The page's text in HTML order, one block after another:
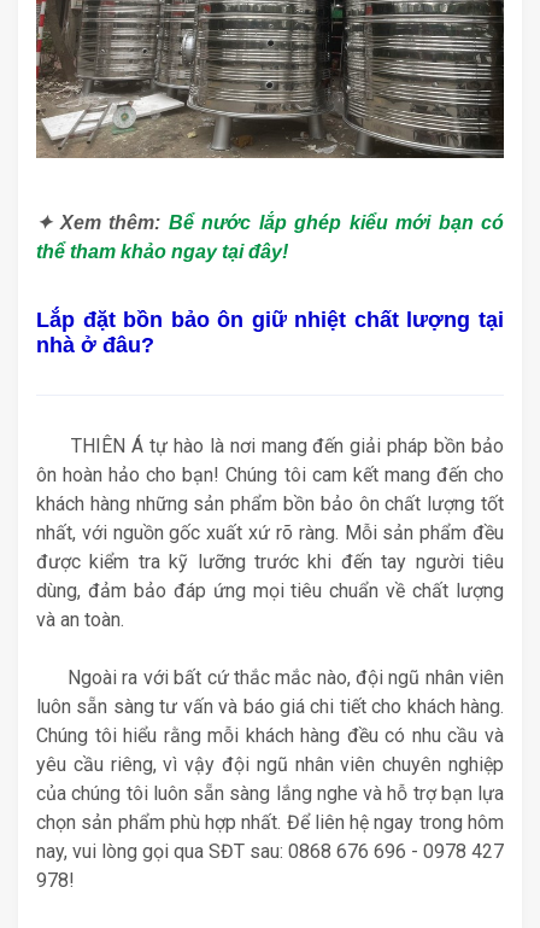
✦ Xem thêm: Bể nước lắp ghép kiểu mới bạn có
thể tham khảo ngay tại đây!
Lắp đặt bồn bảo ôn giữ nhiệt chất lượng tại
nhà ở đâu?
THIÊN Á tự hào là nơi mang đến giải pháp bồn bảo
ôn hoàn hảo cho bạn! Chúng tôi cam kết mang đến cho
khách hàng những sản phẩm bồn bảo ôn chất lượng tốt
nhất, với nguồn gốc xuất xứ rõ ràng. Mỗi sản phẩm đều
được kiểm tra kỹ lưỡng trước khi đến tay người tiêu
dùng, đảm bảo đáp ứng mọi tiêu chuẩn về chất lượng
và an toàn.
Ngoài ra với bất cứ thắc mắc nào, đội ngũ nhân viên
luôn sẵn sàng tư vấn và báo giá chi tiết cho khách hàng.
Chúng tôi hiểu rằng mỗi khách hàng đều có nhu cầu và
yêu cầu riêng, vì vậy đội ngũ nhân viên chuyên nghiệp
của chúng tôi luôn sẵn sàng lắng nghe và hỗ trợ bạn lựa
chọn sản phẩm phù hợp nhất. Để liên hệ ngay trong hôm
nay, vui lòng gọi qua SĐT sau: 0868 676 696 - 0978 427
978!